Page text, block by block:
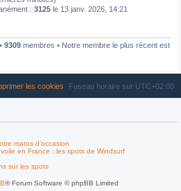
: 3125 le 13 janv. 2026, 14:21
9309 membres • Notre membre le plus récent est
Fuseau horaire sur UTC+02:00
les cookies
matos d'occasion
en France : les spots de Windsurf
sur les spots
® Forum Software © phpBB Limited